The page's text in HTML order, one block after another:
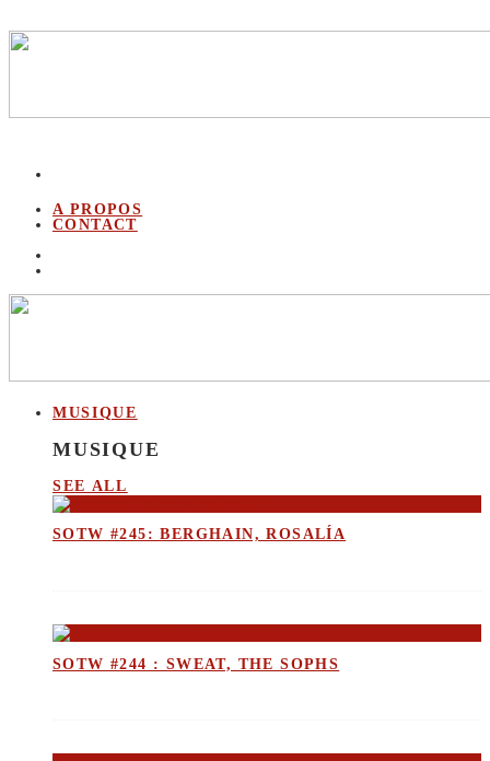
A PROPOS
CONTACT
MUSIQUE
MUSIQUE
SEE ALL
SOTW #245: BERGHAIN, ROSALÍA
SOTW #244 : SWEAT, THE SOPHS